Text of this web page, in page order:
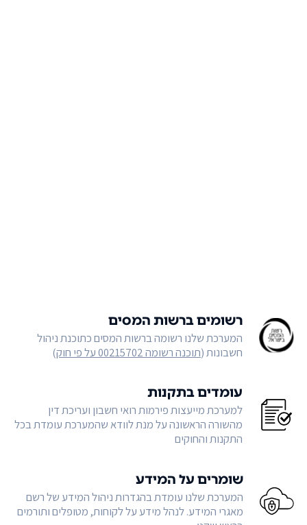
רשומים ברשות המסים
המערכת שלנו רשומה ברשות המסים כתוכנת ניהול
חשבונות (תוכנה רשומה 00215702 על פי חוק )
עומדים בתקנות
למערכת מייעצות פירמות רואי חשבון ועריכת דין
מהשורה הראשונה על מנת לוודא שהמערכת עומדת בכל
התקנות והחוקים
שומרים על המידע
המערכת שלנו עומדת בהגדרות ניהול המידע של רשם
מאגרי המידע. לנהל מידע על לקוחות, מטופלים ותורמים